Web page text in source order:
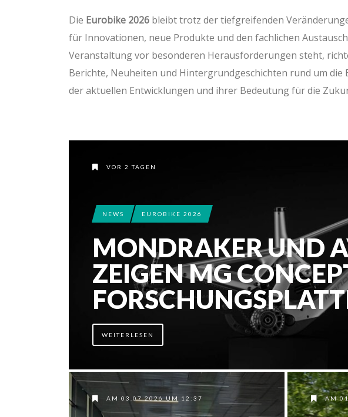
Die Eurobike 2026 bleibt trotz der tiefgreifenden
für Innovationen, neue Produkte und den fachlichen
Veranstaltung vor besonderen Herausforderungen steht,
Berichte, Neuheiten und Hintergrundgeschichten rund um
der aktuellen Entwicklungen und ihrer Bedeutung für die
VOR 2 TAGEN
NEWS EUROBIKE 2026
MONDRAKER UND
ZEIGEN MG
WEITERLESEN
AM 03.07.2026 UM 12:37 AM